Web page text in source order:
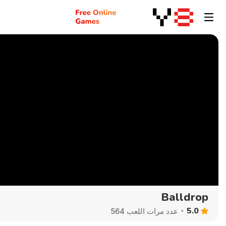
Balldrop
5.0 عدد مرات اللعب 564